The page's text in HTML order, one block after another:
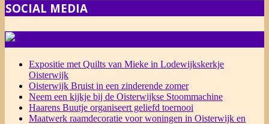
SOCIAL MEDIA
Expositie met Quilts van Mieke in Lodewijkskerkje
Oisterwijk
Oisterwijk Bruist in een zinderende zomer
Neem een kijkje bij de Oisterwijkse Stoommachine
Haarens Buutje organiseert geliefd toernooi
Maatwerk raamdecoratie voor woningen in Oisterwijk en